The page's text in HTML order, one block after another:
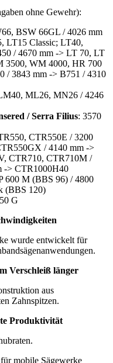
ohne Gewehr):
BSW 66GL / 4026 mm
LT15 Classic; LT40,
/ 4670 mm -> LT 70, LT
3500, WM 4000, HR 700
/ 3843 mm -> B751 / 4310
ML26, MN26 / 4246
/ Serra Filius: 3570
CTR550E / 3200
/ 4140 mm ->
CTR710, CTR710M /
-> CTR1000H40
600 M (BBS 96) / 4800
(BBS 120)
G
wurde entwickelt für
Verschleiß länger
aus
Zahnspitzen.
Produktivität
mobile Sägewerke